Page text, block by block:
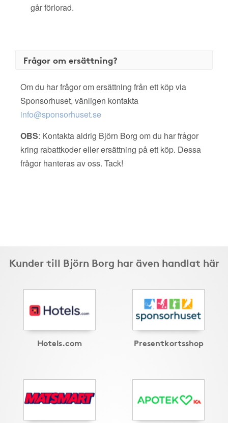
går förlorad.
Frågor om ersättning?
Om du har frågor om ersättning från ett köp via
Sponsorhuset, vänligen kontakta
info@sponsorhuset.se
OBS: Kontakta aldrig Björn Borg om du har frågor
kring rabattkoder eller ersättning på ett köp. Dessa
frågor hanteras av oss. Tack!
Kunder till Björn Borg har även handlat här
Hotels.com Presentkortsshop